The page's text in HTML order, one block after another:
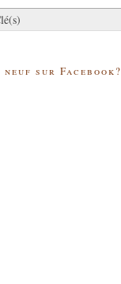
neuf sur Facebook?